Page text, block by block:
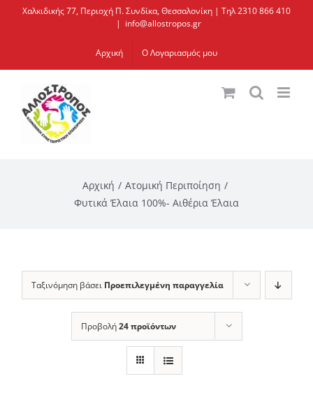
Μετάβαση
Χαλκιδικής 77, Περιοχή Π. Συνδίκα, Θεσσαλονίκη | Τηλ 2310 866 410
| info@allostropos.gr
Αρχική Ο Λογαριασμός μου
Αρχική
Ατομική Περιποίηση
Φυτικά Έλαια 100%- Αιθέρια Έλαια
Ταξινόμηση βάσει Προεπιλεγμένη παραγγελία
Προβολή24 προϊόντων